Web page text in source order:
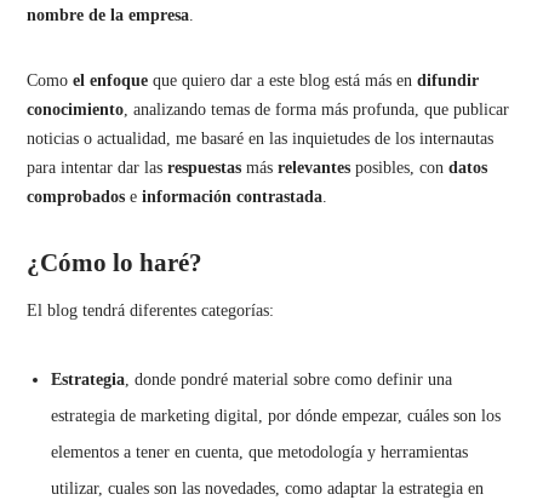
nombre de la empresa.
Comoel enfoque que quiero dar a este blog está más endifundir
conocimiento, analizando temas de forma más profunda, que publicar
noticias o actualidad, me basaré en las inquietudes de los internautas
para intentar dar lasrespuestas másrelevantes posibles, condatos
comprobados einformación contrastada.
¿Cómo lo haré?
El blog tendrá diferentes categorías:
Estrategia, donde pondré material sobre como definir una
estrategia de marketing digital, por dónde empezar, cuáles son los
elementos a tener en cuenta, que metodología y herramientas
utilizar, cuales son las novedades, como adaptar la estrategia en